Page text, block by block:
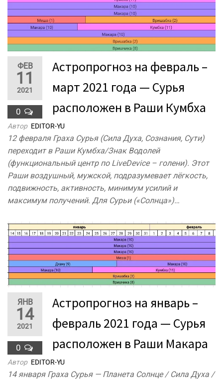
ФЕВ
11
2021
0
Астропрогноз на февраль –
март 2021 года — Сурья
расположен в Раши Кумбха
Автор EDITOR-YU
12 февраля Граха Сурья (Сила Духа, Сознания, Сути)
переходит в Раши Кумбха/Знак Водолей
(функциональный центр по LiveDevice – голени). Этот
Раши воздушный, мужской, подразумевает лёгкость,
подвижность, активность, минимум усилий и
максимум получений. Для Сурьи («Солнца»)…
ЯНВ
14
2021
0
Астропрогноз на январь –
февраль 2021 года — Сурья
расположен в Раши Макара
Автор EDITOR-YU
14 января Граха Сурья — Планета Солнце / Сила Духа /